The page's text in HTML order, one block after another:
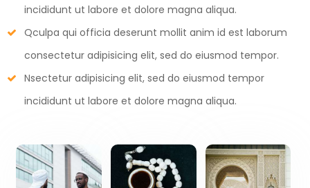
incididunt ut labore et dolore magna aliqua.
Qculpa qui officia deserunt mollit anim id est laborum
consectetur adipisicing elit, sed do eiusmod tempor.
Nsectetur adipisicing elit, sed do eiusmod tempor
incididunt ut labore et dolore magna aliqua.